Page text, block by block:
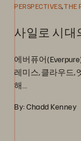
PERSPECTIVES,THE
사일로 시대
에버퓨어
레미스, 클라우드,
해…
By: Chadd Kenney